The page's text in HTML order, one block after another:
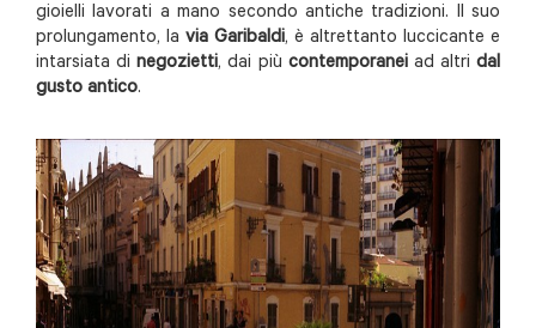
gioielli lavorati a mano secondo antiche tradizioni. Il suo
prolungamento, la via Garibaldi, è altrettanto luccicante e
intarsiata dinegozietti, dai più contemporanei ad altri dal
gusto antico.